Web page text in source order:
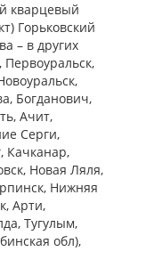
кварцевый
Горьковский
– в других
Первоуральск,
Богданович,
Ачит,
Cерги,
Качканар,
Новая Ляля,
Нижняя
Арти,
Тугулым,
обл),